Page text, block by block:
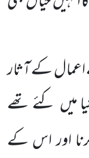
کے آثار
میں کئے تھے
اور اس کے